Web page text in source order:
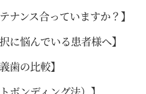
ナンス合っていますか？】
に悩んでいる患者様へ】
歯の比較】